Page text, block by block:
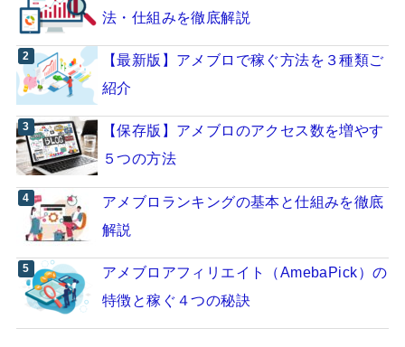
法・仕組みを徹底解説
【最新版】アメブロで稼ぐ方法を３種類ご
紹介
【保存版】アメブロのアクセス数を増やす
５つの方法
アメブロランキングの基本と仕組みを徹底
解説
アメブロアフィリエイト（AmebaPick）の
特徴と稼ぐ４つの秘訣